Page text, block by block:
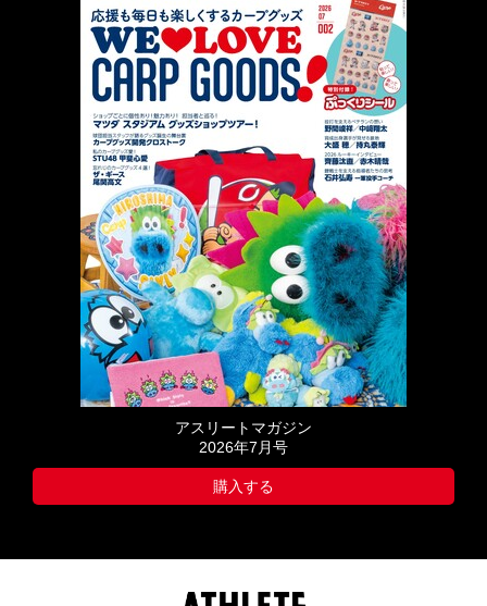
アスリートマガジン
2026年7月号
購入する